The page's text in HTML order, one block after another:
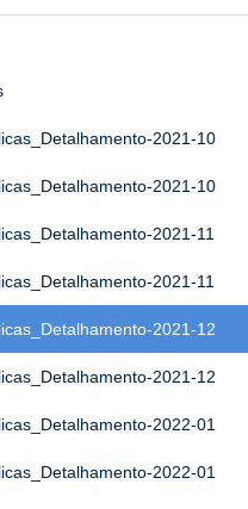
2021-10
2021-10
2021-11
2021-11
2021-12
2021-12
2022-01
2022-01